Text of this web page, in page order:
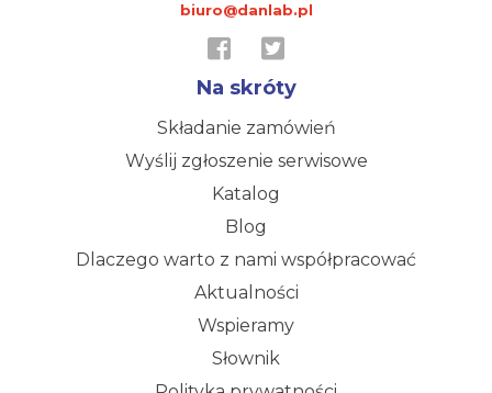
biuro@danlab.pl
Na skróty
Składanie zamówień
Wyślij zgłoszenie serwisowe
Katalog
Blog
Dlaczego warto z nami współpracować
Aktualności
Wspieramy
Słownik